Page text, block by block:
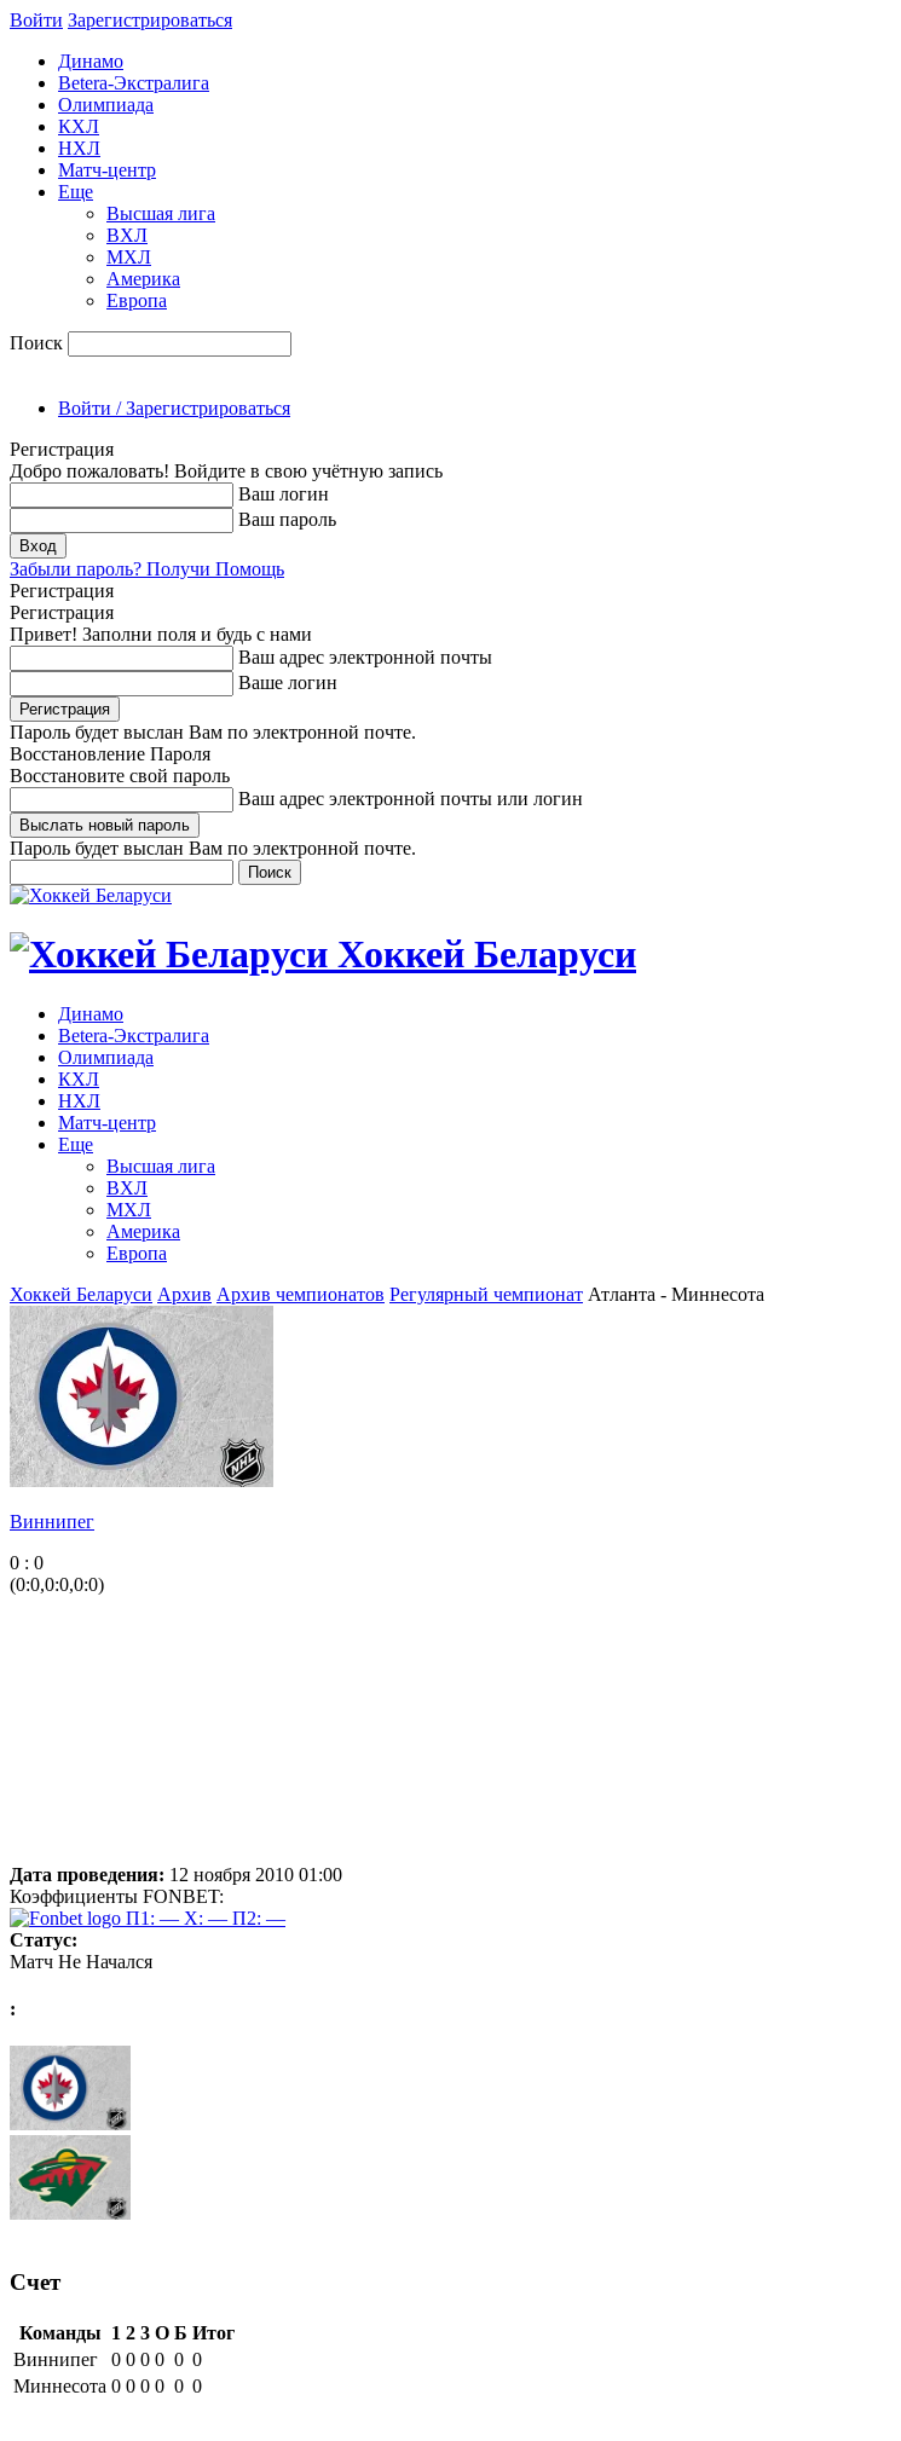
Войти Зарегиcтрироваться
Динамо
Betera-Экстралига
Олимпиада
КХЛ
НХЛ
Матч-центр
Еще
Высшая лига
ВХЛ
МХЛ
Америка
Европа
Поиск
Войти / Зарегистрироваться
Регистрация
Добро пожаловать! Войдите в свою учётную запись
Ваш логин
Ваш пароль
Забыли пароль? Получи Помощь
Регистрация
Регистрация
Привет! Заполни поля и будь с нами
Ваш адрес электронной почты
Ваше логин
Пароль будет выслан Вам по электронной почте.
Восстановление Пароля
Восстановите свой пароль
Ваш адрес электронной почты или логин
Пароль будет выслан Вам по электронной почте.
Хоккей Беларуси
Динамо
Betera-Экстралига
Олимпиада
КХЛ
НХЛ
Матч-центр
Еще
Высшая лига
ВХЛ
МХЛ
Америка
Европа
Хоккей Беларуси Архив Архив чемпионатов Регулярный чемпионат Атланта - Миннесота
Виннипег
0 : 0
(0:0,0:0,0:0)
Дата проведения: 12 ноября 2010 01:00
Коэффициенты FONBET:
П1: — X: — П2: —
Статус:
Матч Не Начался
:
Счет
Команды 1 2 3 О Б Итог
Виннипег
0 0 0 0 0 0
Миннесота 0 0 0 0 0 0